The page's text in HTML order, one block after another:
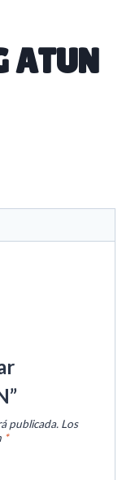
ATUN
publicada. Los
*